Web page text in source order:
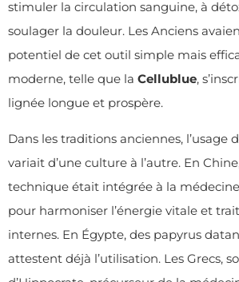
stimuler la circulation sanguine, à
soulager la douleur. Les Anciens
potentiel de cet outil simple mais
moderne, telle que la Cellublue,
lignée longue et prospère.
Dans les traditions anciennes, l’usage
variait d’une culture à l’autre. En
technique était intégrée à la
pour harmoniser l’énergie vitale et
internes. En Égypte, des papyrus
attestent déjà l’utilisation. Les Grecs,